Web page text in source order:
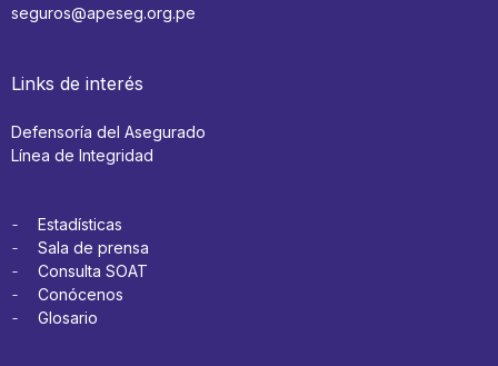
seguros@apeseg.org.pe
Links de interés
Defensoría del Asegurado
Línea de Integridad
Estadísticas
Sala de prensa
Consulta SOAT
Conócenos
Glosario